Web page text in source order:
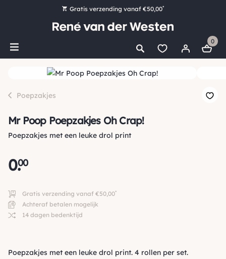
Gratis verzending vanaf €50,00*
Bestel nu, betaal later met Klarna
Ruim 16.000 artikelen op voorraad
0
Poepzakjes
Mr Poop Poepzakjes Oh Crap!
Poepzakjes met een leuke drol print
0.
00
Gratis verzending vanaf €50,00*
Achteraf betalen mogelijk
14 dagen bedenktijd
Poepzakjes met een leuke drol print. 4 rollen per set.